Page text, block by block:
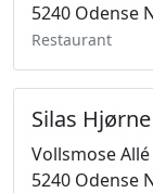
5240 Odense
Restaurant
Silas Hjørne
Vollsmose Allé
5240 Odense